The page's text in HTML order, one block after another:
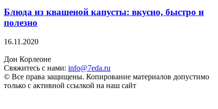
Блюда из квашеной капусты: вкусно, быстро и
полезно
16.11.2020
Дон Корлеоне
Свяжитесь с нами: info@7eda.ru
© Все права защищены. Копирование материалов допустимо
только с активной ссылкой на наш сайт